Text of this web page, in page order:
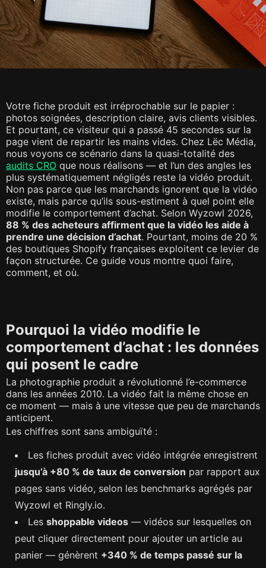
Votre fiche produit est irréprochable sur le papier :
photos soignées, description claire, avis clients visibles.
Et pourtant, ce visiteur qui a passé 45 secondes sur la
page vient de repartir les mains vides. Chez Lëc Média,
nous voyons ce scénario dans la quasi-totalité des
audits CRO que nous réalisons — et l’un des angles les
plus systématiquement négligés reste la vidéo produit.
Non pas parce que les marchands ignorent que la vidéo
existe, mais parce qu’ils sous-estiment à quel point elle
modifie le comportement d’achat. Selon Wyzowl 2026,
88 % des acheteurs affirment que la vidéo les aide à
prendre une décision d’achat. Pourtant, moins de 20 %
des boutiques Shopify françaises exploitent ce levier de
façon structurée. Ce guide vous montre quoi faire,
comment, et où.
Pourquoi la vidéo modifie le
comportement d’achat : les données
qui posent le cadre
La photographie produit a révolutionné l’e-commerce
dans les années 2010. La vidéo fait la même chose en
ce moment — mais à une vitesse que peu de marchands
anticipent.
Les chiffres sont sans ambiguïté :
Les fiches produit avec vidéo intégrée enregistrent
jusqu’à +80 % de taux de conversion par rapport aux
pages sans vidéo, selon les benchmarks agrégés par
Wyzowl et Ringly.io.
Les shoppable videos — vidéos sur lesquelles on
peut cliquer directement pour ajouter un article au
panier — génèrent +340 % de temps passé sur la